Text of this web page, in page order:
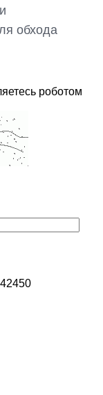
обхода
роботом